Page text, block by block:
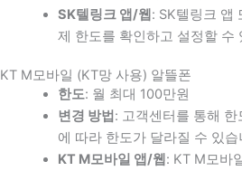
SK텔링크 앱/웹 : SK텔링크 앱
제 한도를 확인하고 설정할 수
KT M모바일 (KT망 사용) 알뜰폰
한도: 월 최대 100만원
변경 방법 : 고객센터를 통해
에 따라 한도가 달라질 수 있습
KT M모바일 앱/웹 : KT M모바